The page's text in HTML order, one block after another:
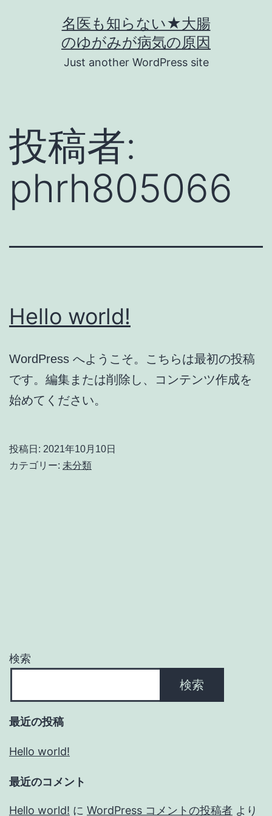
ス
キ
名医も知らない★大腸
のゆがみが病気の原因
Just another WordPress site
投稿者:
phrh805066
Hello world!
WordPress へようこそ。こちらは最初の投稿
です。編集または削除し、コンテンツ作成を
始めてください。
投稿日: 2021年10月10日
カテゴリー: 未分類
検索
検索
最近の投稿
Hello world!
最近のコメント
Hello world! に WordPress コメントの投稿者 より